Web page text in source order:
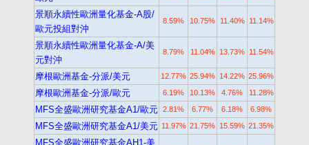
景順永續性歐洲量化基金-A股/
歐元投組對沖
8.59% 10.75% 11.40% 11.14%
景順永續性歐洲量化基金-A/美
元對沖
8.79% 11.04% 13.73% 11.54%
摩根歐洲基金-分派/美元 12.77% 25.94% 14.22% 25.96%
摩根歐洲基金-分派/歐元 6.19% 10.13% 4.76% 11.28%
MFS全盛歐洲研究基金A1/歐元 2.81% 6.77% 6.18% 6.98%
MFS全盛歐洲研究基金A1/美元 11.97% 21.75% 15.59% 21.35%
MFS全盛歐洲研究基金AH1-美